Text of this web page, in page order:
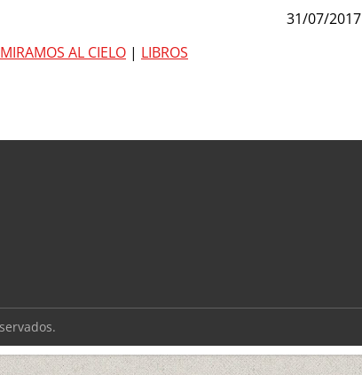
31/07/2017
AL CIELO | LIBROS